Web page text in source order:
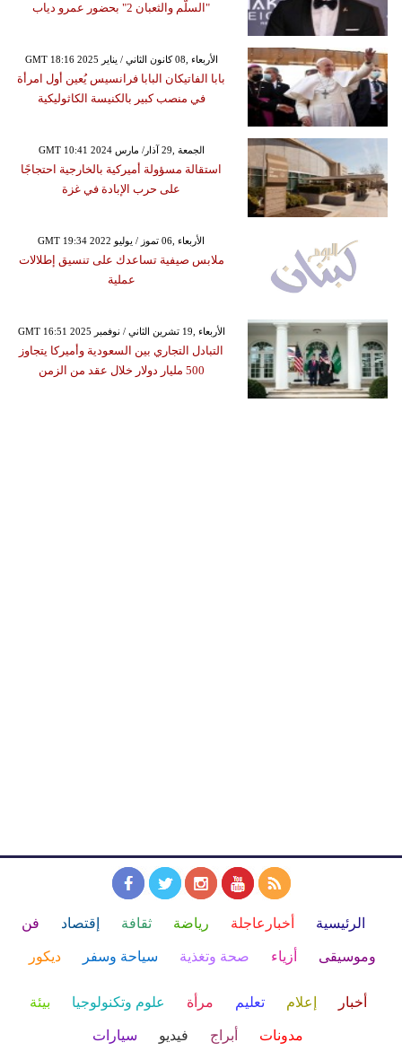
"السلّم والثعبان 2" بحضور عمرو دياب
GMT 18:16 2025 الأربعاء ,08 كانون الثاني / يناير
بابا الفاتيكان البابا فرانسيس يُعين أول امرأة
في منصب كبير بالكنيسة الكاثوليكية
GMT 10:41 2024 الجمعة ,29 آذار/ مارس
استقالة مسؤولة أميركية بالخارجية احتجاجًا
على حرب الإبادة في غزة
GMT 19:34 2022 الأربعاء ,06 تموز / يوليو
ملابس صيفية تساعدك على تنسيق إطلالات
عملية
GMT 16:51 2025 الأربعاء ,19 تشرين الثاني / نوفمبر
التبادل التجاري بين السعودية وأميركا يتجاوز
500 مليار دولار خلال عقد من الزمن
الرئيسية أخبارعاجلة رياضة ثقافة إقتصاد فن
وموسيقى أزياء صحة وتغذية سياحة وسفر ديكور
أخبار إعلام تعليم مرأة علوم وتكنولوجيا بيئة
مدونات أبراج فيديو سيارات